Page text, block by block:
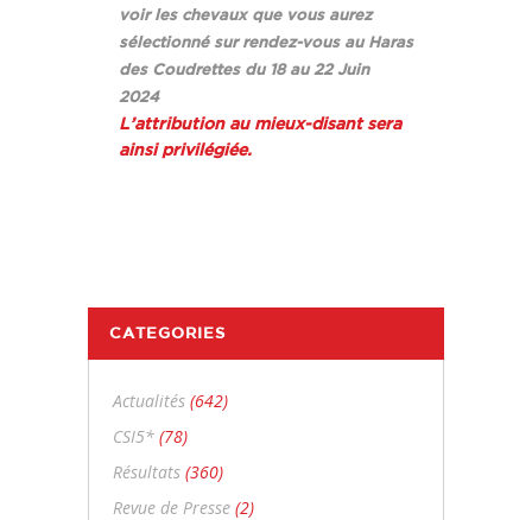
voir les chevaux que vous aurez
sélectionné sur rendez-vous au Haras
des Coudrettes du 18 au 22 Juin
2024
L’attribution au mieux-disant sera
ainsi privilégiée.
CATEGORIES
Actualités (642)
CSI5* (78)
Résultats (360)
Revue de Presse (2)